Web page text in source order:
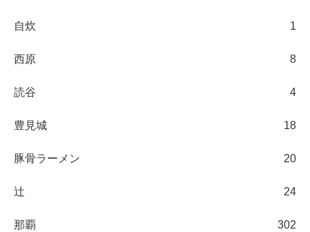
自炊 1
西原 8
読谷 4
豊見城 18
豚骨ラーメン 20
辻 24
那覇 302